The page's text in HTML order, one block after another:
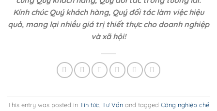
Kính chúc Quý khách hàng, Quý đối tác làm việc hiệu
quả, mang lại nhiều giá trị thiết thực cho doanh nghiệp
và xã hội!
This entry was posted in Tin tức Tư Vấn and tagged Công nghiệp chế